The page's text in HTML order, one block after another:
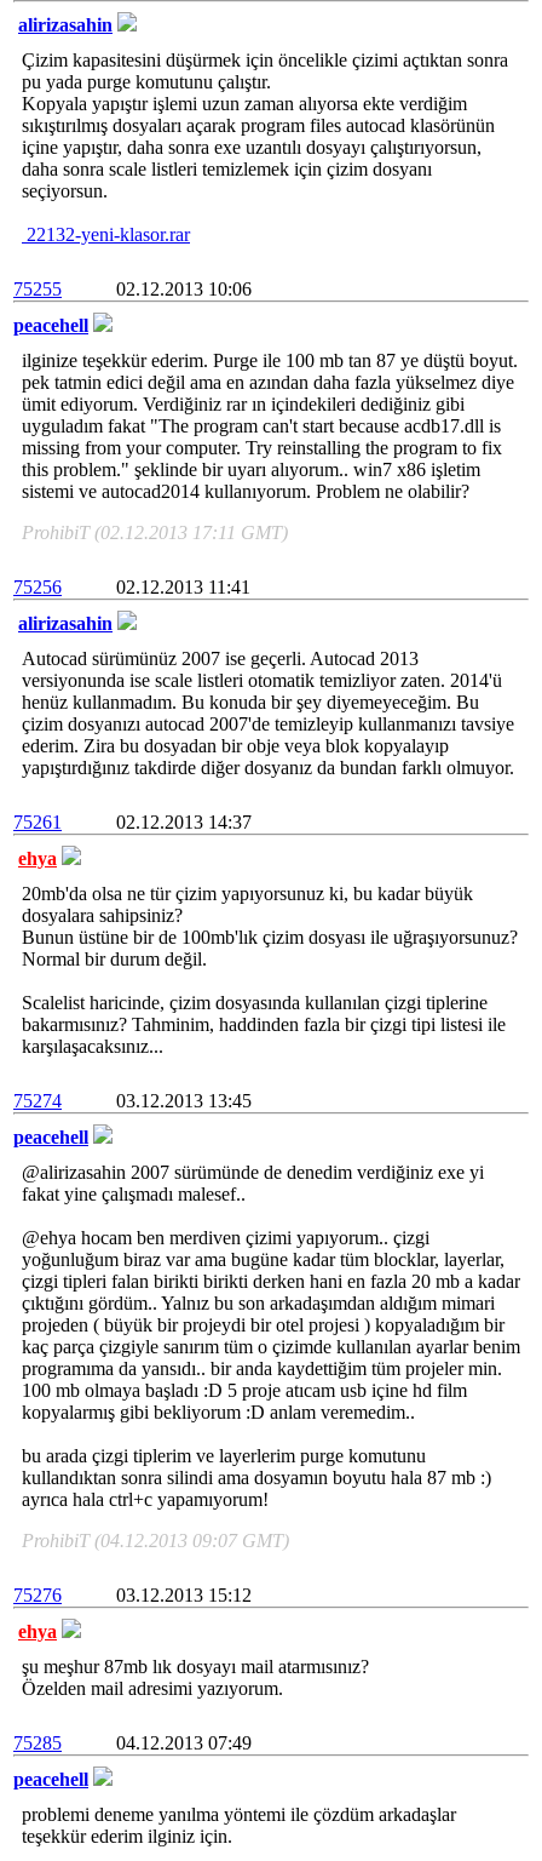
alirizasahin
Çizim kapasitesini düşürmek için öncelikle çizimi açtıktan sonra
pu yada purge komutunu çalıştır.
Kopyala yapıştır işlemi uzun zaman alıyorsa ekte verdiğim
sıkıştırılmış dosyaları açarak program files autocad klasörünün
içine yapıştır, daha sonra exe uzantılı dosyayı çalıştırıyorsun,
daha sonra scale listleri temizlemek için çizim dosyanı
seçiyorsun.
22132-yeni-klasor.rar
75255
02.12.2013 10:06
peacehell
ilginize teşekkür ederim. Purge ile 100 mb tan 87 ye düştü boyut.
pek tatmin edici değil ama en azından daha fazla yükselmez diye
ümit ediyorum. Verdiğiniz rar ın içindekileri dediğiniz gibi
uyguladım fakat "The program can't start because acdb17.dll is
missing from your computer. Try reinstalling the program to fix
this problem." şeklinde bir uyarı alıyorum.. win7 x86 işletim
sistemi ve autocad2014 kullanıyorum. Problem ne olabilir?
ProhibiT (02.12.2013 17:11 GMT)
75256
02.12.2013 11:41
alirizasahin
Autocad sürümünüz 2007 ise geçerli. Autocad 2013
versiyonunda ise scale listleri otomatik temizliyor zaten. 2014'ü
henüz kullanmadım. Bu konuda bir şey diyemeyeceğim. Bu
çizim dosyanızı autocad 2007'de temizleyip kullanmanızı tavsiye
ederim. Zira bu dosyadan bir obje veya blok kopyalayıp
yapıştırdığınız takdirde diğer dosyanız da bundan farklı olmuyor.
75261
02.12.2013 14:37
ehya
20mb'da olsa ne tür çizim yapıyorsunuz ki, bu kadar büyük
dosyalara sahipsiniz?
Bunun üstüne bir de 100mb'lık çizim dosyası ile uğraşıyorsunuz?
Normal bir durum değil.
Scalelist haricinde, çizim dosyasında kullanılan çizgi tiplerine
bakarmısınız? Tahminim, haddinden fazla bir çizgi tipi listesi ile
karşılaşacaksınız...
75274
03.12.2013 13:45
peacehell
@alirizasahin 2007 sürümünde de denedim verdiğiniz exe yi
fakat yine çalışmadı malesef..
@ehya hocam ben merdiven çizimi yapıyorum.. çizgi
yoğunluğum biraz var ama bugüne kadar tüm blocklar, layerlar,
çizgi tipleri falan birikti birikti derken hani en fazla 20 mb a kadar
çıktığını gördüm.. Yalnız bu son arkadaşımdan aldığım mimari
projeden ( büyük bir projeydi bir otel projesi ) kopyaladığım bir
kaç parça çizgiyle sanırım tüm o çizimde kullanılan ayarlar benim
programıma da yansıdı.. bir anda kaydettiğim tüm projeler min.
100 mb olmaya başladı :D 5 proje atıcam usb içine hd film
kopyalarmış gibi bekliyorum :D anlam veremedim..
bu arada çizgi tiplerim ve layerlerim purge komutunu
kullandıktan sonra silindi ama dosyamın boyutu hala 87 mb :)
ayrıca hala ctrl+c yapamıyorum!
ProhibiT (04.12.2013 09:07 GMT)
75276
03.12.2013 15:12
ehya
şu meşhur 87mb lık dosyayı mail atarmısınız?
Özelden mail adresimi yazıyorum.
75285
04.12.2013 07:49
peacehell
problemi deneme yanılma yöntemi ile çözdüm arkadaşlar
teşekkür ederim ilginiz için.